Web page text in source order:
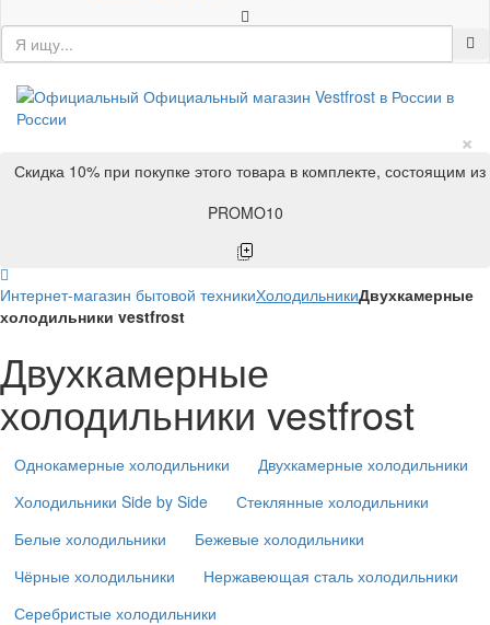
×
Скидка 10% при покупке этого товара в комплекте, состоящим
PROMO10
Интернет-магазин бытовой техникиХолодильникиДвухкамерные
холодильники vestfrost
Двухкамерные
холодильники vestfrost
Однокамерные холодильники
Двухкамерные холодильники
Холодильники Side by Side
Стеклянные холодильники
Белые холодильники
Бежевые холодильники
Чёрные холодильники
Нержавеющая сталь холодильники
Серебристые холодильники